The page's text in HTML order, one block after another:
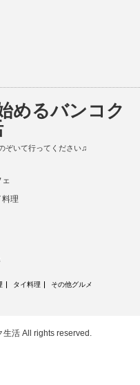
めるバンコク
ぞいて行ってください♫
ェ
料理
タイ料理 その他グルメ
生活 All rights reserved.